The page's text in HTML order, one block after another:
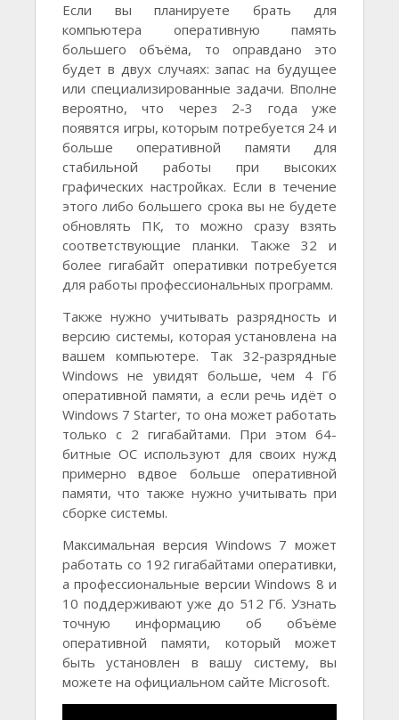
Если вы планируете брать для
компьютера оперативную память
большего объёма, то оправдано это
будет в двух случаях: запас на будущее
или специализированные задачи. Вполне
вероятно, что через 2-3 года уже
появятся игры, которым потребуется 24 и
больше оперативной памяти для
стабильной работы при высоких
графических настройках. Если в течение
этого либо большего срока вы не будете
обновлять ПК, то можно сразу взять
соответствующие планки. Также 32 и
более гигабайт оперативки потребуется
для работы профессиональных программ.
Также нужно учитывать разрядность и
версию системы, которая установлена на
вашем компьютере. Так 32-разрядные
Windows не увидят больше, чем 4 Гб
оперативной памяти, а если речь идёт о
Windows 7 Starter, то она может работать
только с 2 гигабайтами. При этом 64-
битные ОС используют для своих нужд
примерно вдвое больше оперативной
памяти, что также нужно учитывать при
сборке системы.
Максимальная версия Windows 7 может
работать со 192 гигабайтами оперативки,
а профессиональные версии Windows 8 и
10 поддерживают уже до 512 Гб. Узнать
точную информацию об объёме
оперативной памяти, который может
быть установлен в вашу систему, вы
можете на официальном сайте Microsoft.